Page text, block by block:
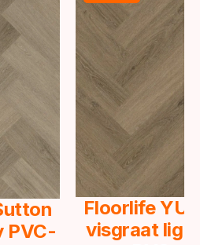
PVC-
Floorlife
visgraat